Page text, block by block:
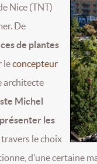
Nice (TNT)
De
de plantes
leconcepteur
architecte
Michel
les
travers le choix
d’une certaine